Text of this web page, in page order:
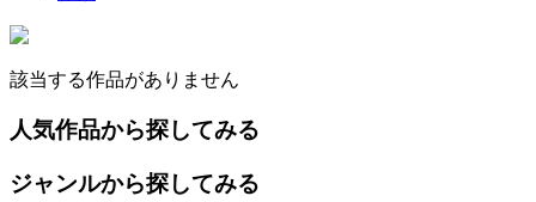
該当する作品がありません
人気作品から探してみる
ジャンルから探してみる